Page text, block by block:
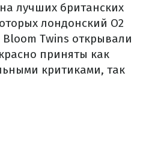
лучших британских
лондонский О2
Twins открывали
приняты как
критиками, так